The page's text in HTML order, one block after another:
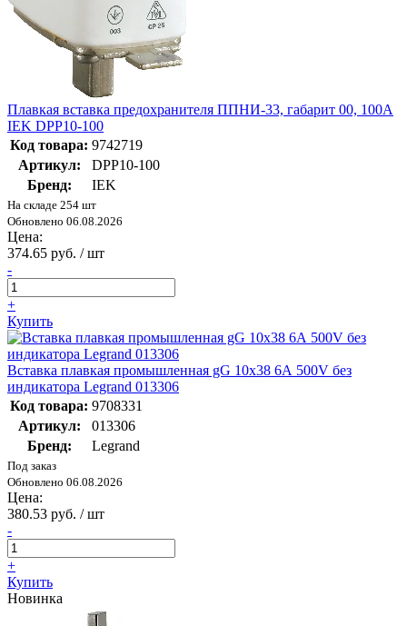
Плавкая вставка предохранителя ППНИ-33, габарит 00, 100А
IEK DPP10-100
Код товара: 9742719
Артикул:
DPP10-100
Бренд:
IEK
На складе 254 шт
Обновлено 06.08.2026
Цена:
374.65 руб. / шт
-
+
Купить
Вставка плавкая промышленная gG 10х38 6А 500V без
индикатора Legrand 013306
Код товара: 9708331
Артикул:
013306
Бренд:
Legrand
Под заказ
Обновлено 06.08.2026
Цена:
380.53 руб. / шт
-
+
Купить
Новинка